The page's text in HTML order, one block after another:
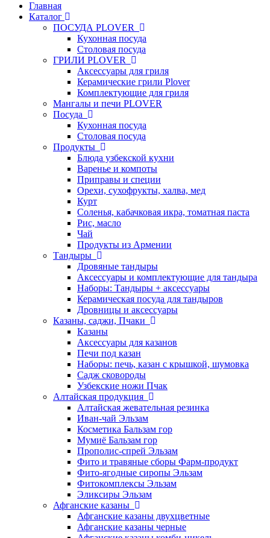
Главная
Каталог
ПОСУДА PLOVER
Кухонная посуда
Столовая посуда
ГРИЛИ PLOVER
Аксессуары для гриля
Керамические грили Plover
Комплектующие для гриля
Мангалы и печи PLOVER
Посуда
Кухонная посуда
Столовая посуда
Продукты
Блюда узбекской кухни
Варенье и компоты
Приправы и специи
Орехи, сухофрукты, халва, мед
Курт
Соленья, кабачковая икра, томатная паста
Рис, масло
Чай
Продукты из Армении
Тандыры
Дровяные тандыры
Аксессуары и комплектующие для тандыра
Наборы: Тандыры + аксессуары
Керамическая посуда для тандыров
Дровницы и аксессуары
Казаны, саджи, Пчаки
Казаны
Аксессуары для казанов
Печи под казан
Наборы: печь, казан с крышкой, шумовка
Садж сковороды
Узбекские ножи Пчак
Алтайская продукция
Алтайская жевательная резинка
Иван-чай Эльзам
Косметика Бальзам гор
Мумиё Бальзам гор
Прополис-спрей Эльзам
Фито и травяные сборы Фарм-продукт
Фито-ягодные сиропы Эльзам
Фитокомплексы Эльзам
Эликсиры Эльзам
Афганские казаны
Афганские казаны двухцветные
Афганские казаны черные